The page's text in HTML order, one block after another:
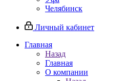
Челябинск
Личный кабинет
Главная
Назад
Главная
О компании